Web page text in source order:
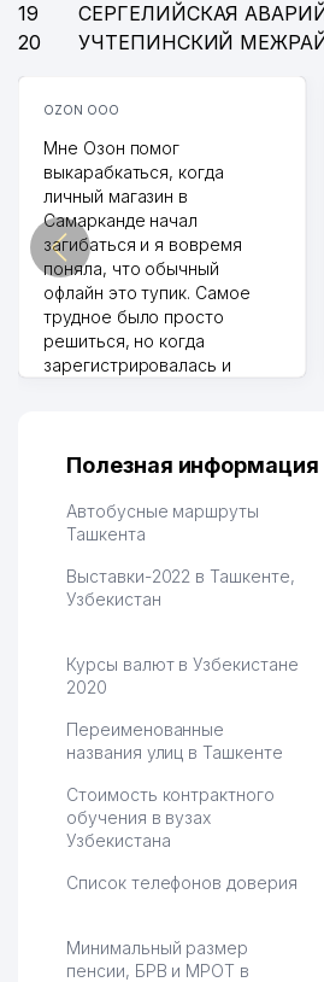
19
СЕРГЕЛИЙСКАЯ
20
УЧТЕПИНСКИЙ
OZON ООО
Мне Озон помог
выкарабкаться, когда
личный магазин в
Самарканде начал
загибаться и я вовремя
поняла, что обычный
офлайн это тупик. Самое
трудное было просто
решиться, но когда
зарегистрировалась и
на себя доставку до
хранение бесплатное
первый год, хорошая
рекламы, а теперь вижу
результаты. В последнее
много заказывают, а
вначале только по
вяло. Удалось
раскрутиться, дальше
Hamida 03.08.2026 12:45:39
Полезная информация
Автобусные маршруты
Ташкента
Выставки-2022 в Ташкенте,
Узбекистан
Курсы валют в Узбекистане
2020
Переименованные
названия улиц в Ташкенте
Стоимость контрактного
обучения в вузах
Узбекистана
Список телефонов доверия
Минимальный размер
пенсии, БРВ и МРОТ в